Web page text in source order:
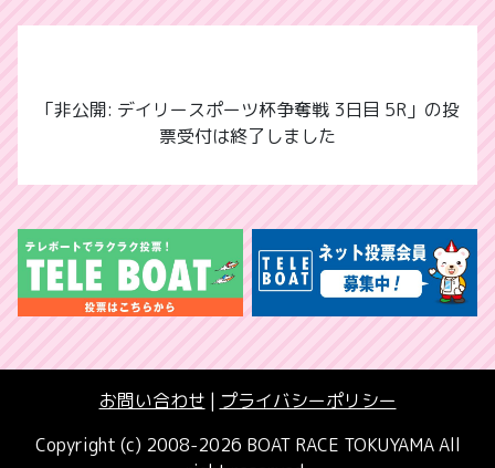
「非公開: デイリースポーツ杯争奪戦 3日目 5R」の投
票受付は終了しました
お問い合わせ | プライバシーポリシー
Copyright (c) 2008-2026 BOAT RACE TOKUYAMA All